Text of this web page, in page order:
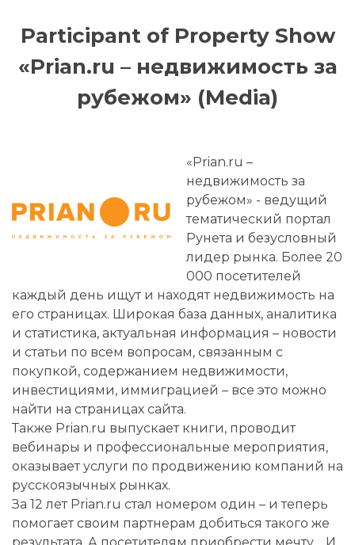
Participant of Property Show
«Prian.ru – недвижимость за
рубежом» (Media)
«Prian.ru –
недвижимость за
рубежом» - ведущий
тематический портал
Рунета и безусловный
лидер рынка. Более 20
000 посетителей
каждый день ищут и находят недвижимость на
его страницах. Широкая база данных, аналитика
и статистика, актуальная информация – новости
и статьи по всем вопросам, связанным с
покупкой, содержанием недвижимости,
инвестициями, иммиграцией – все это можно
найти на страницах сайта.
Также Prian.ru выпускает книги, проводит
вебинары и профессиональные мероприятия,
оказывает услуги по продвижению компаний на
русскоязычных рынках.
За 12 лет Prian.ru стал номером один – и теперь
помогает своим партнерам добиться такого же